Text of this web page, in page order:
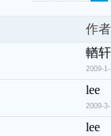
作者
輶
2009-1-
lee
2009-3-
lee